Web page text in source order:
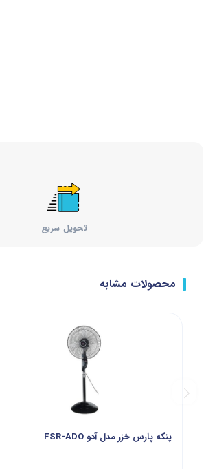
تحویل سریع
محصولات مشابه
پنکه پارس خزر مدل آدو FSR-ADO